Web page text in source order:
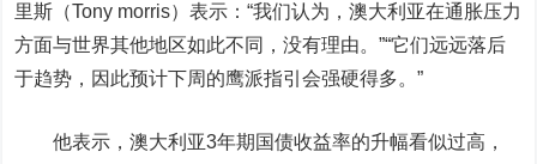
里斯（Tony morris）表示：“我们认为，澳大利亚在通胀压力
方面与世界其他地区如此不同，没有理由。”“它们远远落后
于趋势，因此预计下周的鹰派指引会强硬得多。”
他表示，澳大利亚3年期国债收益率的升幅看似过高，